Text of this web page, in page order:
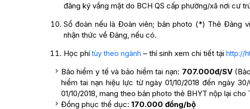
đăng ký vắng mặt do BCH QS cấp phường/xã nơi cư
Sổ đoàn nếu là Đoàn viên; bản photo (*) Thẻ Đảng
nhận thức về Đảng, nếu có.
Học phítùy theo ngành – thí sinh xem chi tiết tại http://
Bảo hiểm y tế và bảo hiểm tai nạn: 707.000đ/SV
hiểm tai nạn hiệu lực từ ngày 01/10/2018 đến ngày
01/10/2018, mang theo bản photo thẻ BHYT nộp lại
Đồng phục thể dục: 170.000 đồng/bộ